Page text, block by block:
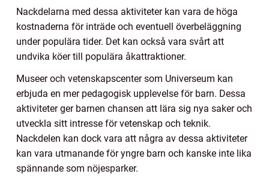
Nackdelarna med dessa aktiviteter kan vara de höga
kostnaderna för inträde och eventuell överbeläggning
under populära tider. Det kan också vara svårt att
undvika köer till populära åkattraktioner.
Museer och vetenskapscenter som Universeum kan
erbjuda en mer pedagogisk upplevelse för barn. Dessa
aktiviteter ger barnen chansen att lära sig nya saker och
utveckla sitt intresse för vetenskap och teknik.
Nackdelen kan dock vara att några av dessa aktiviteter
kan vara utmanande för yngre barn och kanske inte lika
spännande som nöjesparker.